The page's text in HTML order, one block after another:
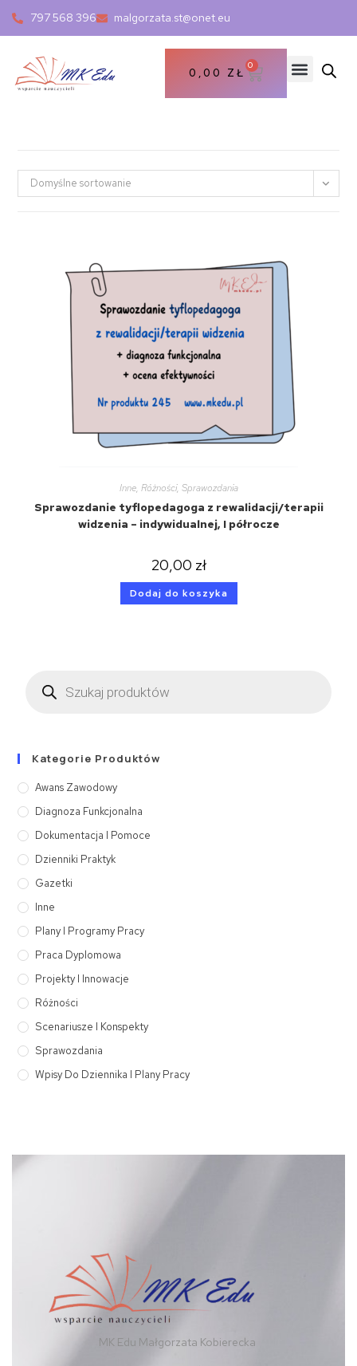
797 568 396 malgorzata.st@onet.eu
0,00 ZŁ
0
Domyślne sortowanie
Inne, Różności, Sprawozdania
Sprawozdanie tyflopedagoga z rewalidacji/terapii
widzenia – indywidualnej, I półrocze
20,00 zł
Dodaj do koszyka
Kategorie Produktów
Awans Zawodowy
Diagnoza Funkcjonalna
Dokumentacja I Pomoce
Dzienniki Praktyk
Gazetki
Inne
Plany I Programy Pracy
Praca Dyplomowa
Projekty I Innowacje
Różności
Scenariusze I Konspekty
Sprawozdania
Wpisy Do Dziennika I Plany Pracy
MK Edu Małgorzata Kobierecka